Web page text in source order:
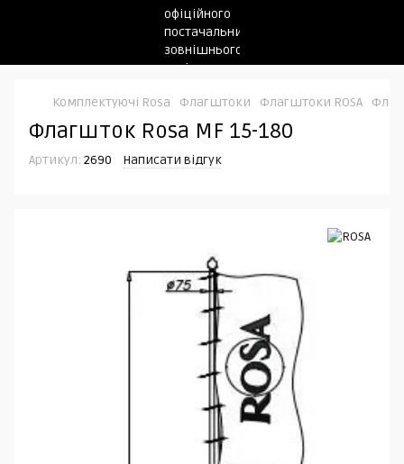
Комплектуючі Rosa Флагштоки Флагштоки ROSA
Флагшток Rosa MF 15-180
Артикул: 2690 Написати відгук